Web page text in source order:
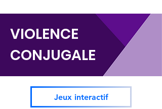
VIOLENCE
CONJUGALE
Jeux interactif